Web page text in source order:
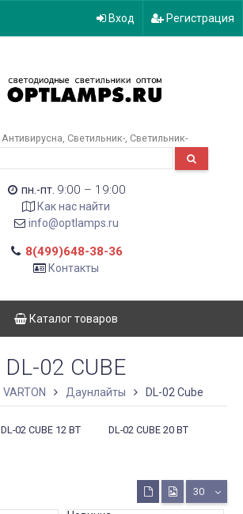
Вход Регистрация
Антивирусна Светильник- Светильник-
пн.-пт. 9:00 – 19:00
Как нас найти
info@optlamps.ru
8(499)648-38-36
Контакты
Каталог товаров
DL-02 CUBE
VARTON Даунлайты DL-02 Cube
DL-02 CUBE 12 ВТ DL-02 CUBE 20 ВТ
30